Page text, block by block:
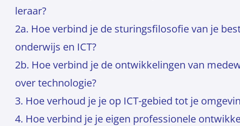
leraar?
2a. Hoe verbind je de sturingsfilosofie van je
onderwijs en ICT?
2b. Hoe verbind je de ontwikkelingen van
over technologie?
3. Hoe verhoud je je op ICT-gebied tot je
4. Hoe verbind je je eigen professionele